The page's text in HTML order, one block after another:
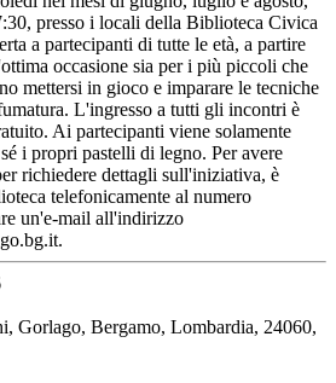
presso i locali della Biblioteca Civica
a partecipanti di tutte le età, a partire
occasione sia per i più piccoli che
mettersi in gioco e imparare le tecniche
L'ingresso a tutti gli incontri è
Ai partecipanti viene solamente
i propri pastelli di legno. Per avere
richiedere dettagli sull'iniziativa, è
telefonicamente al numero
un'e-mail all'indirizzo
Gorlago, Bergamo, Lombardia, 24060,